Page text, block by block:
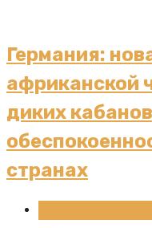
Германия:
африканской
диких
странах